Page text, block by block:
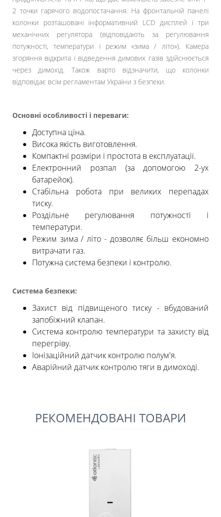
2 точки гарячого водопостачання. На фронтальній панелі
колонки розташовані інформативний LCD дисплей і три
механічних регулятора (відповідають за регулювання
потужності, температури і режим «зима / літо»). Камера
згоряння відкрита і відведення димових газів здійснюється
через димохід. Також варто відзначити, що колонки
відповідає всім регламентам України з безпеки.
Основні особливості і переваги:
Доступна ціна.
Висока якість виготовлення.
Компактні розміри і простота в експлуатації.
Електронний розпал (за допомогою 2-ух
батарейок).
Стабільна робота при великих перепадах
тиску.
Роздільне регулювання потужності і
температури.
Режим зима / літо - дозволяє більш економно
витрачати газ.
Потужна система безпеки і контролю.
Система безпеки:
Захист від підвищеного тиску - вбудований
запобіжний клапан.
Система контролю температури та захисту від
перегріву.
Іонізаційний датчик контролю полум'я.
Аварійний датчик контролю тяги в димоході.
РЕКОМЕНДОВАНІ ТОВАРИ